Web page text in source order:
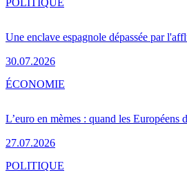
Une enclave espagnole dépassée par
30.07.2026
L’euro en mèmes : quand les Européens
27.07.2026
ÉCONOMIE
POLITIQUE